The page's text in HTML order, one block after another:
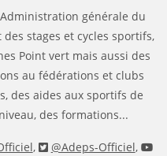
Administration générale du
des stages et cycles sportifs,
Point vert mais aussi des
au fédérations et clubs
des aides aux sportifs de
des formations...
, @Adeps-Officiel,